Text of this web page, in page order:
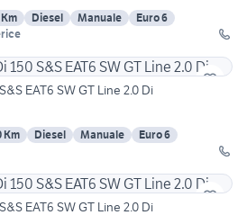
Diesel Manuale
Euro 6
EAT6 SW GT Line 2.0 Di
Km Diesel Manuale
Euro 6
EAT6 SW GT Line 2.0 Di